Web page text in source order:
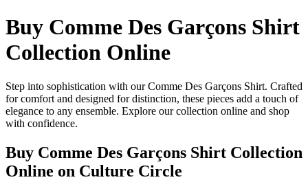
Buy Comme Des Garçons Shirt
Collection Online
Step into sophistication with our Comme Des Garçons Shirt. Crafted
for comfort and designed for distinction, these pieces add a touch of
elegance to any ensemble. Explore our collection online and shop
with confidence.
Buy Comme Des Garçons Shirt Collection
Online on Culture Circle